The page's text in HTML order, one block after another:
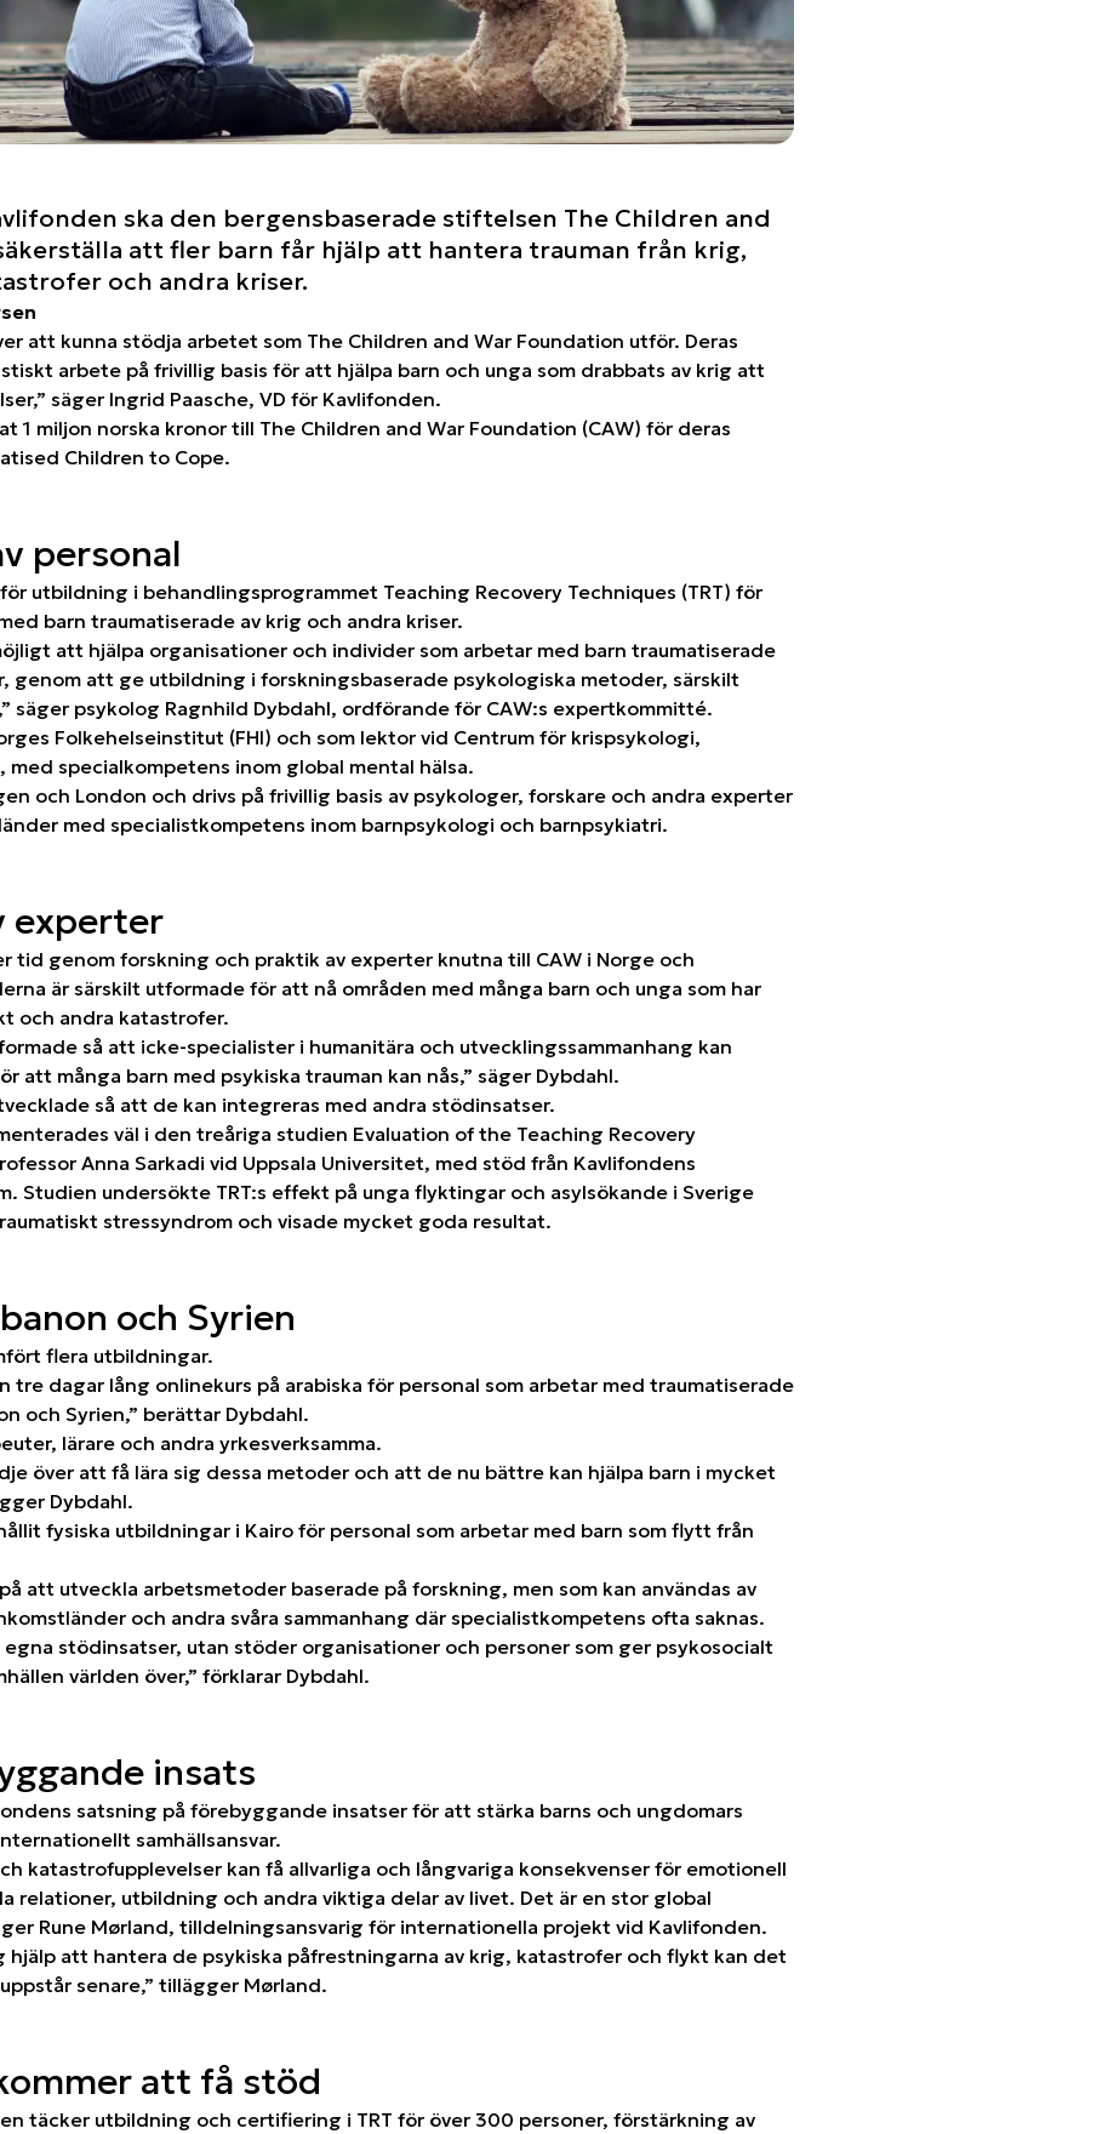
ska den bergensbaserade stiftelsen The Children and
att fler barn får hjälp att hantera trauman från krig,
och andra kriser.
att kunna stödja arbetet som The Children and War Foundation utför. Deras
arbete på frivillig basis för att hjälpa barn och unga som drabbats av krig att
säger Ingrid Paasche, VD för Kavlifonden.
1 miljon norska kronor till The Children and War Foundation (CAW) för deras
Children to Cope.
personal
utbildning i behandlingsprogrammet Teaching Recovery Techniques (TRT) för
barn traumatiserade av krig och andra kriser.
att hjälpa organisationer och individer som arbetar med barn traumatiserade
genom att ge utbildning i forskningsbaserade psykologiska metoder, särskilt
säger psykolog Ragnhild Dybdahl, ordförande för CAW:s expertkommitté.
Folkehelseinstitut (FHI) och som lektor vid Centrum för krispsykologi,
specialkompetens inom global mental hälsa.
och London och drivs på frivillig basis av psykologer, forskare och andra experter
med specialistkompetens inom barnpsykologi och barnpsykiatri.
experter
tid genom forskning och praktik av experter knutna till CAW i Norge och
är särskilt utformade för att nå områden med många barn och unga som har
och andra katastrofer.
så att icke-specialister i humanitära och utvecklingssammanhang kan
att många barn med psykiska trauman kan nås,” säger Dybdahl.
så att de kan integreras med andra stödinsatser.
väl i den treåriga studien Evaluation of the Teaching Recovery
Anna Sarkadi vid Uppsala Universitet, med stöd från Kavlifondens
Studien undersökte TRT:s effekt på unga flyktingar och asylsökande i Sverige
stressyndrom och visade mycket goda resultat.
och Syrien
flera utbildningar.
tre dagar lång onlinekurs på arabiska för personal som arbetar med traumatiserade
och Syrien,” berättar Dybdahl.
lärare och andra yrkesverksamma.
över att få lära sig dessa metoder och att de nu bättre kan hjälpa barn i mycket
Dybdahl.
fysiska utbildningar i Kairo för personal som arbetar med barn som flytt från
att utveckla arbetsmetoder baserade på forskning, men som kan användas av
och andra svåra sammanhang där specialistkompetens ofta saknas.
stödinsatser, utan stöder organisationer och personer som ger psykosocialt
världen över,” förklarar Dybdahl.
insats
satsning på förebyggande insatser för att stärka barns och ungdomars
samhällsansvar.
katastrofupplevelser kan få allvarliga och långvariga konsekvenser för emotionell
relationer, utbildning och andra viktiga delar av livet. Det är en stor global
Rune Mørland, tilldelningsansvarig för internationella projekt vid Kavlifonden.
hjälp att hantera de psykiska påfrestningarna av krig, katastrofer och flykt kan det
senare,” tillägger Mørland.
att få stöd
täcker utbildning och certifiering i TRT för över 300 personer, förstärkning av